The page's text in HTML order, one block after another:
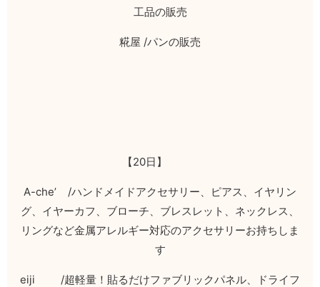
工品の販売
糀屋 /パンの販売
【20日】
A-che’ /ハンドメイドアクセサリー、ピアス、イヤリン
グ、イヤーカフ、ブローチ、ブレスレット、ネックレス、
リングなど金属アレルギー対応のアクセサリーお持ちしま
す
eiji /超軽量！貼るだけファブリックパネル、ドライフ